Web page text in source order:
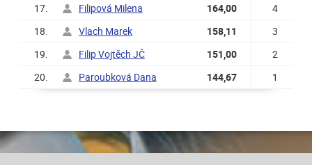
17.
Filipová Milena 164,00
4
18.
Vlach Marek 158,11
3
19.
Filip Vojtěch JČ 151,00
2
20.
Paroubková Dana 144,67 1